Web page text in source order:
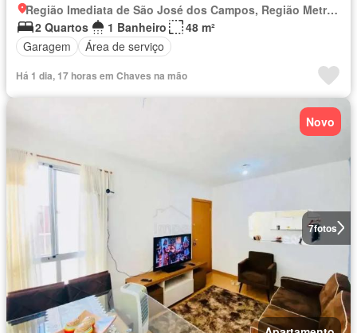
Região Imediata de São José dos Campos, Região Metropolitana do Vale do Paraíba e Litoral Norte
2 Quartos
1 Banheiro
48 m²
Garagem
Área de serviço
Há 1 dia, 17 horas em Chaves na mão
7fotos
Novo